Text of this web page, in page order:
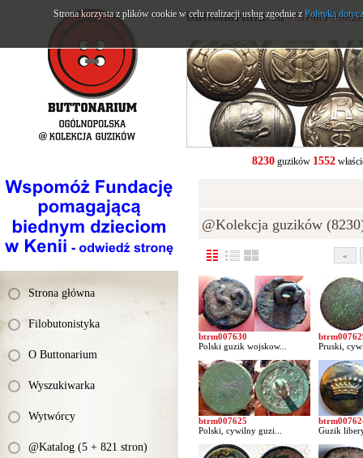
Strona główna
Filobutonistyka
O Buttonarium
Wyszukiwarka
Wytwórcy
@Katalog (5 + 821 stron)
buttonarium.eu- Strona
8230guzików 1552
@Kolekcja guzików
«
btrm007630
Polski guzik wojskow...
Pruski,
btrm007625
Polski, cywilny guzi...
Guzik
Strona korzysta z plików cookie w celu realizacji usług zgodnie zPolityką